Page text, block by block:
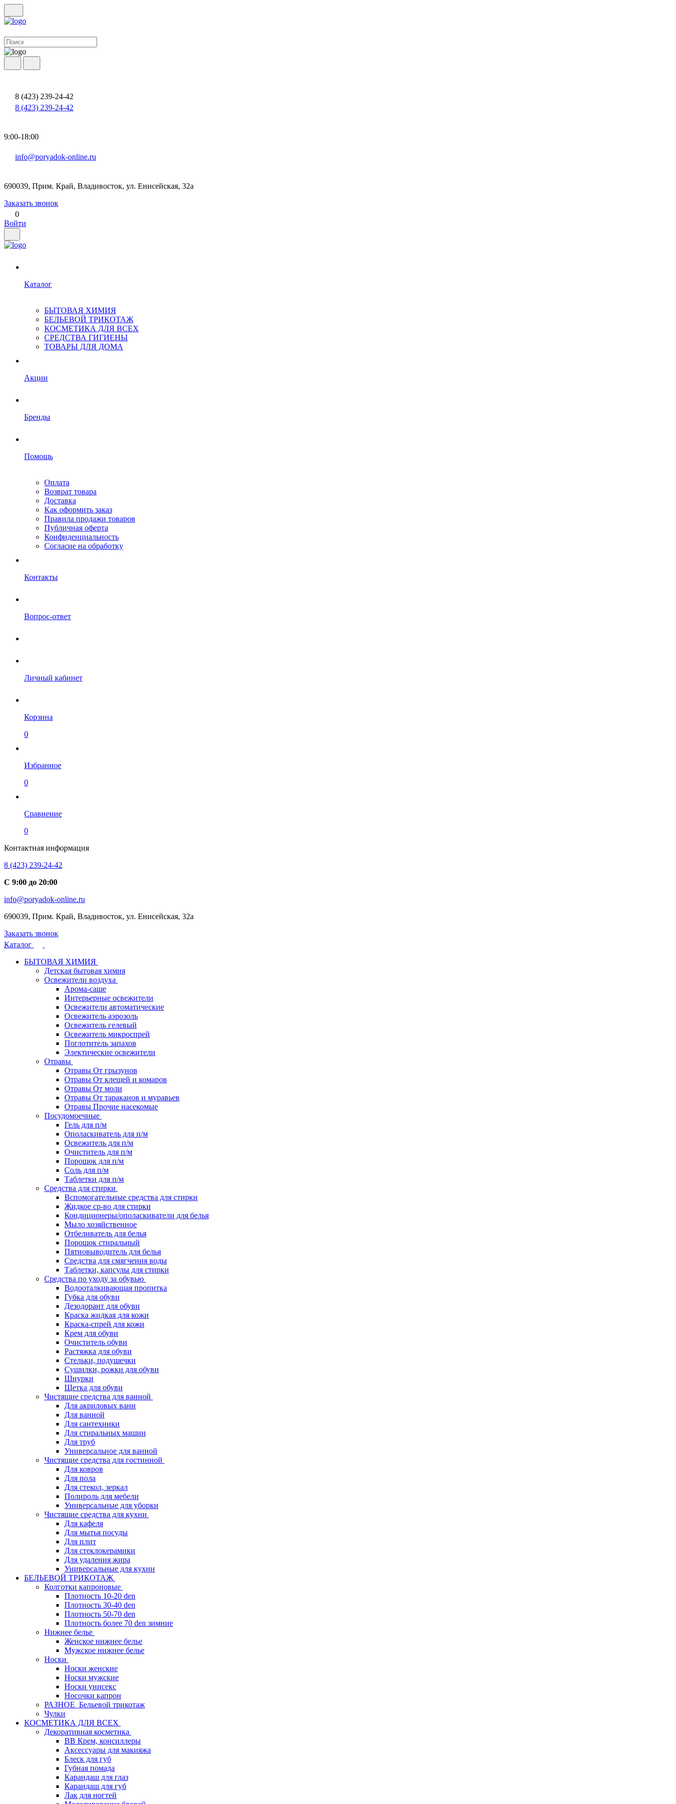
8 (423) 239-24-42
8 (423) 239-24-42
9:00-18:00
info@poryadok-online.ru
690039, Прим. Край, Владивосток, ул. Енисейская, 32а
Заказать звонок
0
Войти
Каталог
БЫТОВАЯ ХИМИЯ
БЕЛЬЕВОЙ ТРИКОТАЖ
КОСМЕТИКА ДЛЯ ВСЕХ
СРЕДСТВА ГИГИЕНЫ
ТОВАРЫ ДЛЯ ДОМА
Акции
Бренды
Помощь
Оплата
Возврат товара
Доставка
Как оформить заказ
Правила продажи товаров
Публичная оферта
Конфиденциальность
Согласие на обработку
Контакты
Вопрос-ответ
Личный кабинет
Корзина
0
Избранное
0
Сравнение
0
Контактная информация
8 (423) 239-24-42
С 9:00 до 20:00
info@poryadok-online.ru
690039, Прим. Край, Владивосток, ул. Енисейская, 32а
Заказать звонок
Каталог
БЫТОВАЯ ХИМИЯ
Детская бытовая химия
Освежители воздуха
Арома-саше
Интерьерные освежители
Освежители автоматические
Освежитель аэрозоль
Освежитель гелевый
Освежитель микроспрей
Поглотитель запахов
Электические освежители
Отравы
Отравы От грызунов
Отравы От клещей и комаров
Отравы От моли
Отравы От тараканов и муравьев
Отравы Прочие насекомые
Посудомоечные
Гель для п/м
Ополаскиватель для п/м
Освежитель для п/м
Очиститель для п/м
Порошок для п/м
Соль для п/м
Таблетки для п/м
Средства для стирки
Вспомогательные средства для стирки
Жидкое ср-во для стирки
Кондиционеры/ополаскиватели для белья
Мыло хозяйственное
Отбеливатель для белья
Порошок стиральный
Пятновыводитель для белья
Средства для смягчения воды
Таблетки, капсулы для стирки
Средства по уходу за обувью
Водооталкивающая пропитка
Губка для обуви
Дезодорант для обуви
Краска жидкая для кожи
Краска-спрей для кожи
Крем для обуви
Очиститель обуви
Растяжка для обуви
Стельки, подушечки
Сушилки, рожки для обуви
Шнурки
Щетка для обуви
Чистящие средства для ванной
Для акриловых ванн
Для ванной
Для сантехники
Для стиральных машин
Для труб
Универсальное для ванной
Чистящие средства для гостинной
Для ковров
Для пола
Для стекол, зеркал
Полироль для мебели
Универсальные для уборки
Чистящие средства для кухни
Для кафеля
Для мытья посуды
Для плит
Для стеклокерамики
Для удаления жира
Универсальные для кухни
БЕЛЬЕВОЙ ТРИКОТАЖ
Колготки капроновые
Плотность 10-20 den
Плотность 30-40 den
Плотность 50-70 den
Плотность более 70 den зимние
Нижнее белье
Женское нижнее белье
Мужское нижнее белье
Носки
Носки женские
Носки мужские
Носки унисекс
Носочки капрон
РАЗНОЕ_Бельевой трикотаж
Чулки
КОСМЕТИКА ДЛЯ ВСЕХ
Декоративная косметика
BB Крем, консиллеры
Аксессуары для макияжа
Блеск для губ
Губная помада
Карандаш для глаз
Карандаш для губ
Лак для ногтей